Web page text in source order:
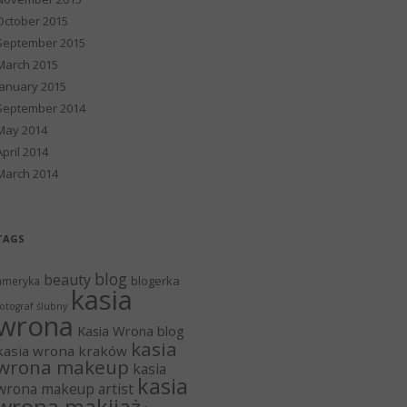
2015
2015
2015
2015
2014
2014
2014
2014
beauty blog blogerka
ślubny kasia
Kasia Wrona blog
wrona kraków kasia
makeup kasia
makeup artist kasia